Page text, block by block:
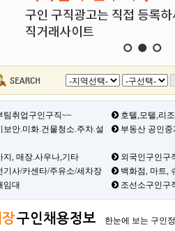
취업구인구직~~ 호텔,모텔,리
안.미화.건물청소.주차.설
부동산 공인중
, 매장.사우나,기타
외국인구인구
사/카센타/주유소/세차장
백화점, 마트,
임대
조선소구인구
장구인채용정보 한눈에 보는 구인